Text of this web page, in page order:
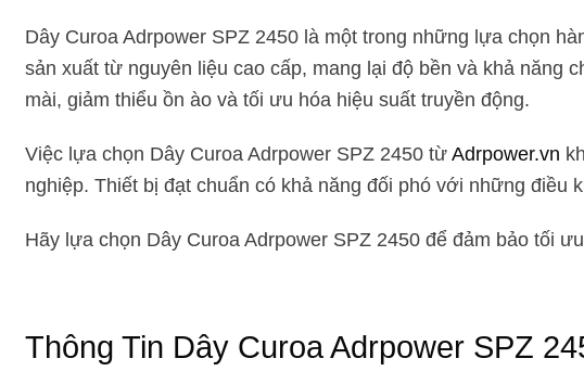
Dây Curoa Adrpower SPZ 2450 là một trong những lựa chọn
sản xuất từ nguyên liệu cao cấp, mang lại độ bền và khả năng
mài, giảm thiểu ồn ào và tối ưu hóa hiệu suất truyền động.
Việc lựa chọn Dây Curoa Adrpower SPZ 2450 từAdrpower.vn
nghiệp. Thiết bị đạt chuẩn có khả năng đối phó với những điều
Hãy lựa chọn Dây Curoa Adrpower SPZ 2450 để đảm bảo tối
Thông Tin Dây Curoa Adrpower SPZ